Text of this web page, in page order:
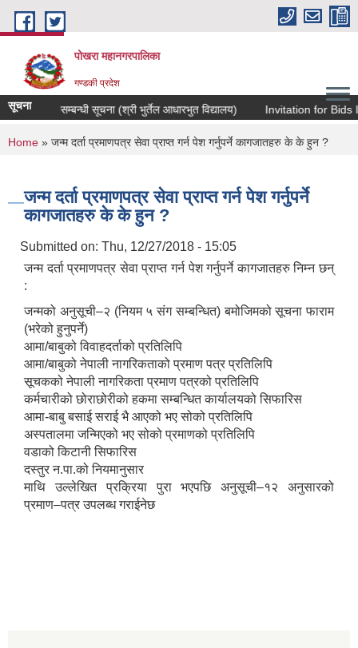
Skip to main content
पोखरा महानगरपालिका
गण्डकी प्रदेश
सूचना
आव्ह्वान सम्बन्धी सूचना (श्री भुर्तेल आधारभुत विद्यालय) Invitation for Bids
You are here
Home » जन्म दर्ता प्रमाणपत्र सेवा प्राप्त गर्न पेश गर्नुपर्ने कागजातहरु के के हुन ?
जन्म दर्ता प्रमाणपत्र सेवा प्राप्त गर्न पेश गर्नुपर्ने
कागजातहरु के के हुन ?
Submitted on: Thu, 12/27/2018 - 15:05
जन्म दर्ता प्रमाणपत्र सेवा प्राप्त गर्न पेश गर्नुपर्ने कागजातहरु निम्न छन्
:
जन्मको अनुसूची–२ (नियम ५ संग सम्बन्धित) बमोजिमको सूचना फाराम
(भरेको हुनुपर्ने)
आमा/बाबुको विवाहदर्ताको प्रतिलिपि
आमा/बाबुको नेपाली नागरिकताको प्रमाण पत्र प्रतिलिपि
सूचकको नेपाली नागरिकता प्रमाण पत्रको प्रतिलिपि
कर्मचारीको छोराछोरीको हकमा सम्बन्धित कार्यालयको सिफारिस
आमा-बाबु बसाई सराई भै आएको भए सोको प्रतिलिपि
अस्पतालमा जन्मिएको भए सोको प्रमाणको प्रतिलिपि
वडाको किटानी सिफारिस
दस्तुर न.पा.को नियमानुसार
माथि उल्लेखित प्रक्रिया पुरा भएपछि अनुसूची–१२ अनुसारको
प्रमाण–पत्र उपलब्ध गराईनेछ